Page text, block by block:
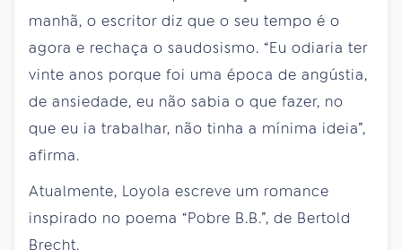
manhã, o escritor diz que o seu tempo é o
agora e rechaça o saudosismo. “Eu odiaria ter
vinte anos porque foi uma época de angústia,
de ansiedade, eu não sabia o que fazer, no
que eu ia trabalhar, não tinha a mínima ideia”,
afirma.
Atualmente, Loyola escreve um romance
inspirado no poema “Pobre B.B.”, de Bertold
Brecht.